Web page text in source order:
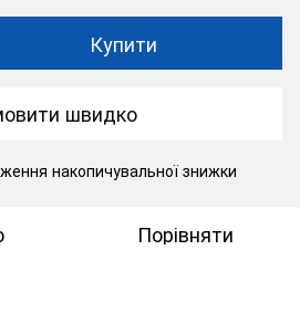
Купити
швидко
накопичувальної знижки
Порівняти